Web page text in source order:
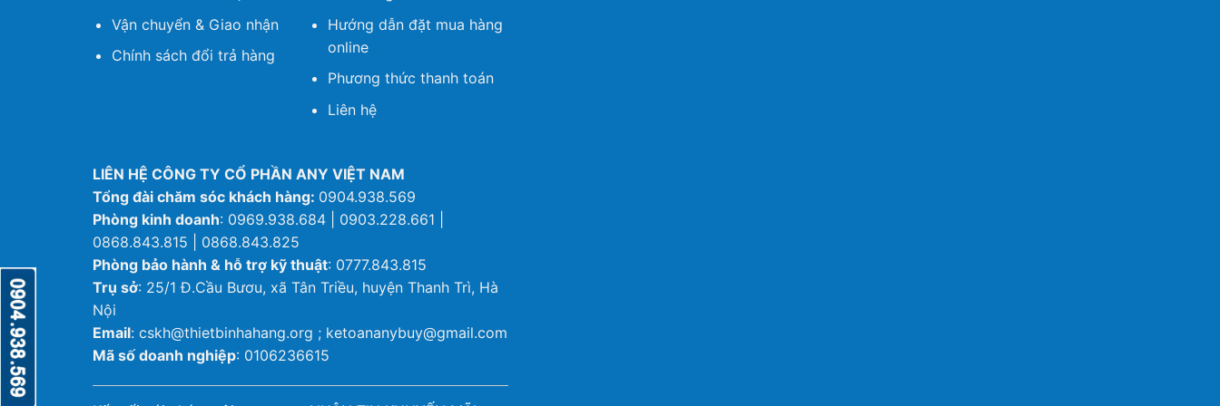
Vận chuyển & Giao nhận
Chính sách đổi trả hàng
Hướng dẫn đặt mua hàng
online
Phương thức thanh toán
Liên hệ
LIÊN HỆ CÔNG TY CỔ PHẦN ANY VIỆT NAM
Tổng đài chăm sóc khách hàng: 0904.938.569
Phòng kinh doanh: 0969.938.684 | 0903.228.661 |
0868.843.815 | 0868.843.825
Phòng bảo hành & hỗ trợ kỹ thuật: 0777.843.815
Trụ sở: 25/1 Đ.Cầu Bươu, xã Tân Triều, huyện Thanh Trì, Hà
Nội
Email: cskh@thietbinhahang.org ; ketoananybuy@gmail.com
Mã số doanh nghiệp: 0106236615